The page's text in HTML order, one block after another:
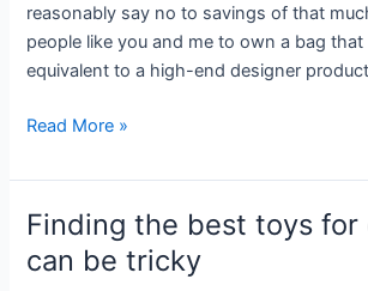
reasonably say no to savings of that
people like you and me to own a bag that
equivalent to a high-end designer product
Read More »
Finding the best toys for
can be tricky
Finding
best